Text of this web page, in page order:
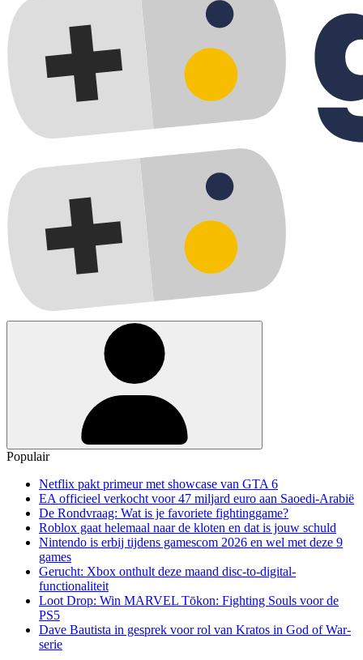
Populair
Netflix pakt primeur met showcase van GTA 6
EA officieel verkocht voor 47 miljard euro aan Saoedi-Arabië
De Rondvraag: Wat is je favoriete fightinggame?
Roblox gaat helemaal naar de kloten en dat is jouw schuld
Nintendo is erbij tijdens gamescom 2026 en wel met deze 9
games
Gerucht: Xbox onthult deze maand disc-to-digital-
functionaliteit
Loot Drop: Win MARVEL Tōkon: Fighting Souls voor de
PS5
Dave Bautista in gesprek voor rol van Kratos in God of War-
serie